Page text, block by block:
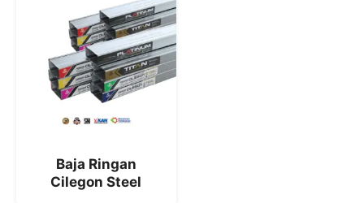
Baja Ringan
Cilegon Steel